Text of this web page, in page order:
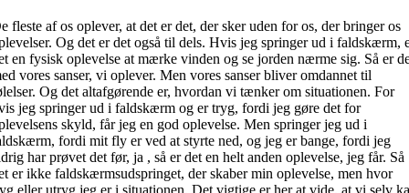
fleste af os oplever, at det er det, der sker uden for os, der bringer os
Og det er det også til dels. Hvis jeg springer ud i faldskærm,
en fysisk oplevelse at mærke vinden og se jorden nærme sig. Så er
vores sanser, vi oplever. Men vores sanser bliver omdannet til
Og det altafgørende er, hvordan vi tænker om situationen. For
jeg springer ud i faldskærm og er tryg, fordi jeg gøre det for
skyld, får jeg en god oplevelse. Men springer jeg ud i
fordi mit fly er ved at styrte ned, og jeg er bange, fordi jeg
har prøvet det før, ja , så er det en helt anden oplevelse, jeg får. Så
er ikke faldskærmsudspringet, der skaber min oplevelse, men hvor
eller utryg jeg er i situationen. Det vigtige er her at vide, at vi selv